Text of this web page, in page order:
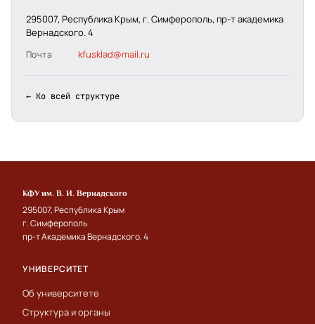
295007, Республика Крым, г. Симферополь, пр-т академика
Вернадского. 4
Почта kfusklad@mail.ru
← Ко всей структуре
КФУ им. В. И. Вернадского
295007, Республика Крым
г. Симферополь
пр-т Академика Вернадского, 4
УНИВЕРСИТЕТ
Об университете
Структура и органы